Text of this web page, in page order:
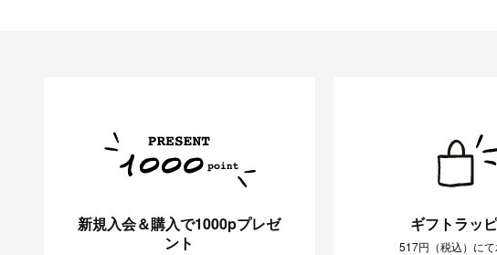
新規入会＆購入で1000pプレゼ
ント
ギフトラッ
517円（税込）に